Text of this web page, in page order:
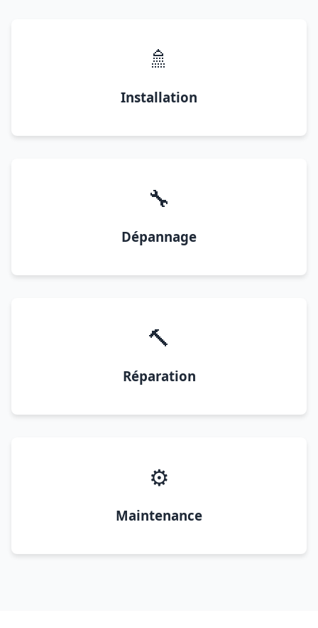
🚿
Installation
🔧
Dépannage
🔨
Réparation
⚙️
Maintenance